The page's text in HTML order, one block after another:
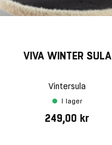
VIVA WINTER SULA
Vintersula
I lager
249,00 kr